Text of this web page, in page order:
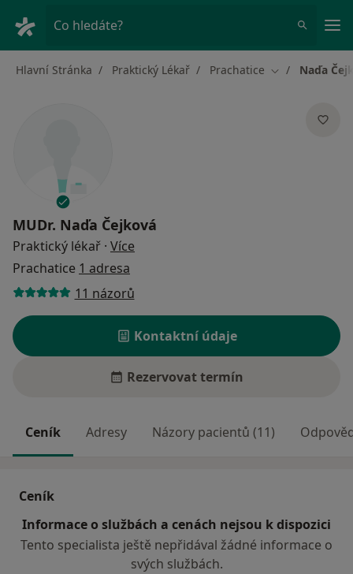
Co hledáte?
Hlavní Stránka Praktický Lékař Prachatice Změna města
Naďa
MUDr. Naďa Čejková
Praktický lékař · Více
Prachatice 1 adresa
11 názorů
Kontaktní údaje
Rezervovat termín
Ceník Adresy Názory pacientů (11)
Ceník
Informace o službách a cenách nejsou k dispozici
Tento specialista ještě nepřidával žádné informace o
svých službách.